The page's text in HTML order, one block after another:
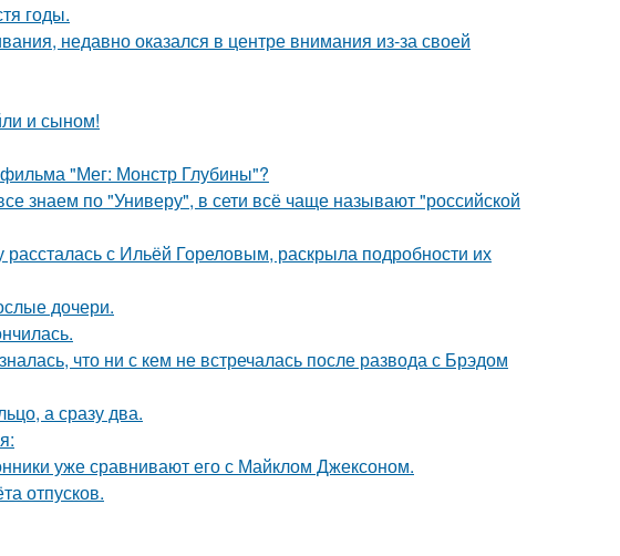
годы.
недавно оказался в центре внимания из-за своей
и сыном!
фильма "Мег: Монстр Глубины"?
знаем по "Универу", в сети всё чаще называют "российской
с Ильёй Гореловым, раскрыла подробности их
дочери.
что ни с кем не встречалась после развода с Брэдом
а сразу два.
уже сравнивают его с Майклом Джексоном.
отпусков.